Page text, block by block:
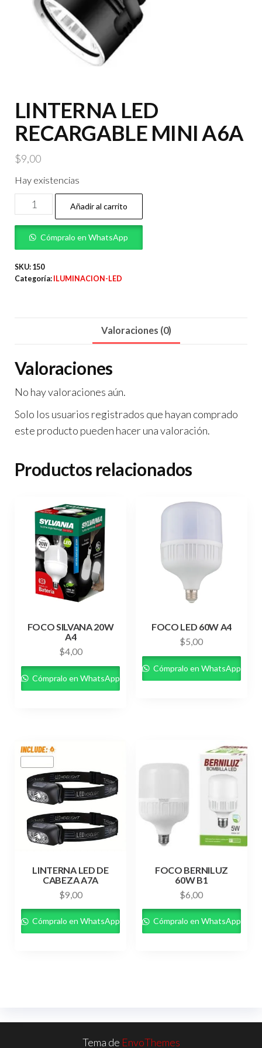
LINTERNA LED
RECARGABLE MINI A6A
$9,00
Hay existencias
LINTERNA
LED
RECARGABLE
MINI
A6A
cantidad
Añadir al carrito
Cómpralo en WhatsApp
SKU: 150
Categoría: ILUMINACION-LED
Valoraciones (0)
Valoraciones
No hay valoraciones aún.
Solo los usuarios registrados que hayan comprado
este producto pueden hacer una valoración.
Productos relacionados
FOCO SILVANA 20W
A4
$4,00
Cómpralo en WhatsApp
FOCO LED 60W A4
$5,00
Cómpralo en WhatsApp
LINTERNA LED DE
CABEZA A7A
$9,00
Cómpralo en WhatsApp
FOCO BERNILUZ
60W B1
$6,00
Cómpralo en WhatsApp
Tema de EnvoThemes